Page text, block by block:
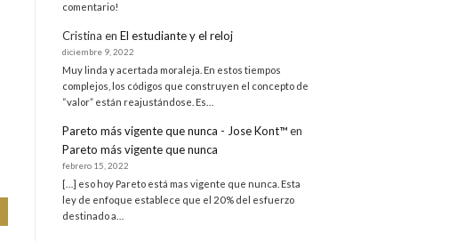
comentario!
Cristina enEl estudiante y el reloj
diciembre 9, 2022
Muy linda y acertada moraleja. En estos tiempos
complejos, los códigos que construyen el concepto de
“valor” están reajustándose. Es…
Pareto más vigente que nunca - Jose Kont™en
Pareto más vigente que nunca
febrero 15, 2022
[…] eso hoy Pareto está mas vigente que nunca. Esta
ley de enfoque establece que el 20% del esfuerzo
destinado a…